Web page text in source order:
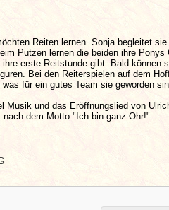
Reiten lernen. Sonja begleitet
Putzen lernen die beiden ihre
erste Reitstunde gibt. Bald können
Bei den Reiterspielen auf dem
für ein gutes Team sie geworden
Musik und das Eröffnungslied von
dem Motto "Ich bin ganz Ohr!".